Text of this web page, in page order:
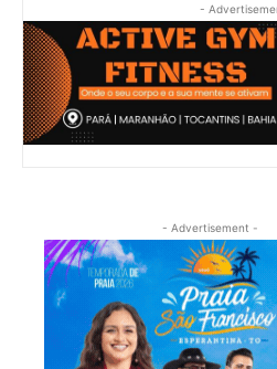
-
- Advertisement -